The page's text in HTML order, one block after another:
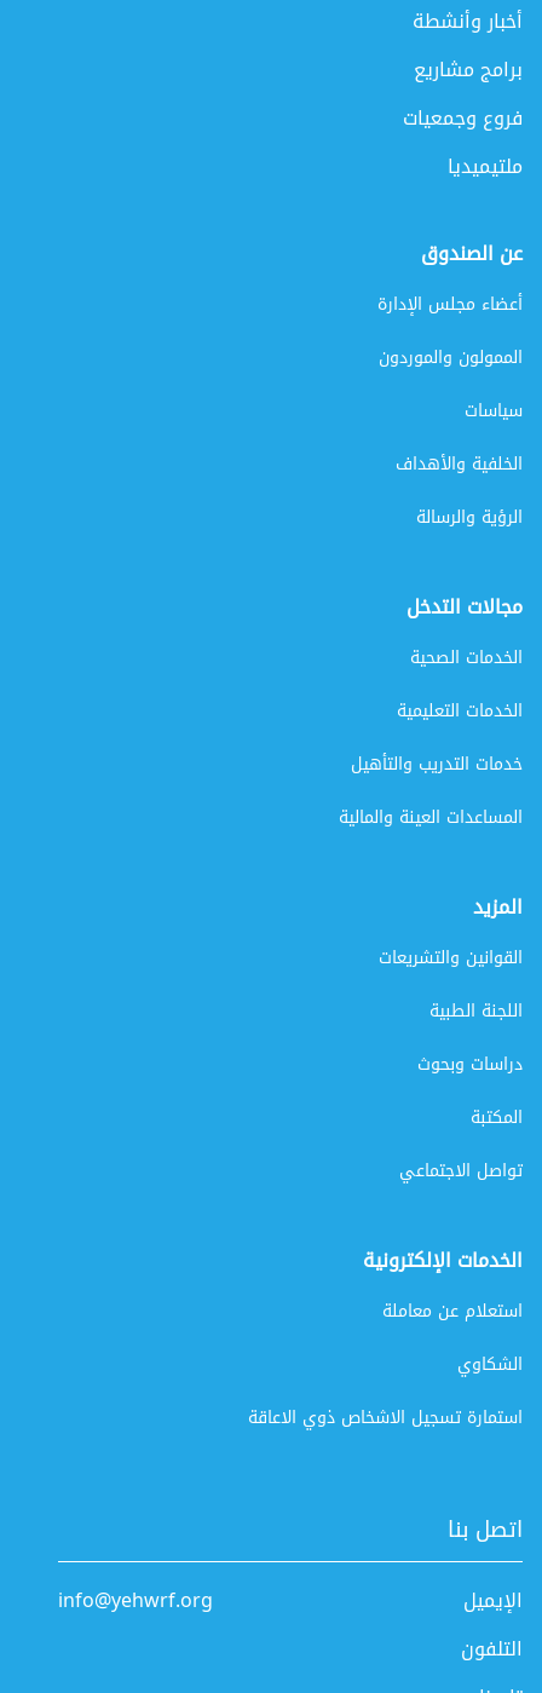
أخبار وأنشطة
برامج مشاريع
فروع وجمعيات
ملتيميديا
عن الصندوق
أعضاء مجلس الإدارة
الممولون والموردون
سياسات
الخلفية والأهداف
الرؤية والرسالة
مجالات التدخل
الخدمات الصحية
الخدمات التعليمية
خدمات التدريب والتأهيل
المساعدات العينة والمالية
المزيد
القوانين والتشريعات
اللجنة الطبية
دراسات وبحوث
المكتبة
تواصل الاجتماعي
الخدمات الإلكترونية
استعلام عن معاملة
الشكاوي
استمارة تسجيل الاشخاص ذوي الاعاقة
اتصل بنا
الإيميل
info@yehwrf.org
التلفون